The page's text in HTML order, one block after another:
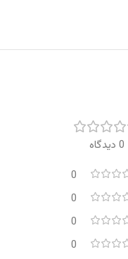
0 دیدگاه
0
0
0
0